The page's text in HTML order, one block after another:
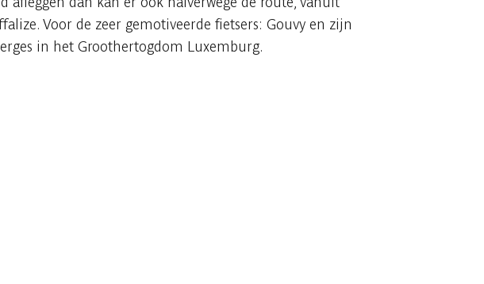
Voor de zeer gemotiveerde fietsers: Gouvy en zijn
in het Groothertogdom Luxemburg.